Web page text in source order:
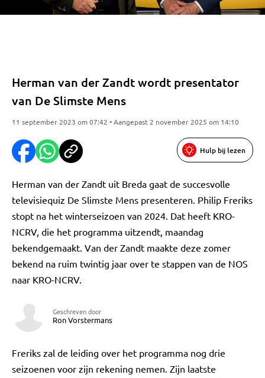
Herman van der Zandt wordt presentator
van De Slimste Mens
11 september 2023 om 07:42 • Aangepast 2 november 2025 om 14:10
Hulp bij lezen
Herman van der Zandt uit Breda gaat de succesvolle
televisiequiz De Slimste Mens presenteren. Philip Freriks
stopt na het winterseizoen van 2024. Dat heeft KRO-
NCRV, die het programma uitzendt, maandag
bekendgemaakt. Van der Zandt maakte deze zomer
bekend na ruim twintig jaar over te stappen van de NOS
naar KRO-NCRV.
Geschreven door
Ron Vorstermans
Freriks zal de leiding over het programma nog drie
seizoenen voor zijn rekening nemen. Zijn laatste